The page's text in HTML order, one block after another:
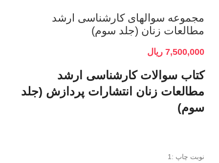
مجموعه سوالهای کارشناسی ارشد
مطالعات زنان (جلد سوم)
7,500,000 ریال
کتاب سوالات کارشناسی ارشد
مطالعات زنان انتشارات پردازش (جلد
سوم)
نوبت چاپ :1